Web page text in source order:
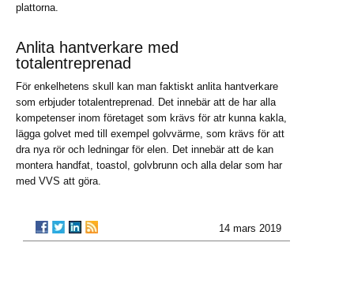
plattorna.
Anlita hantverkare med
totalentreprenad
För enkelhetens skull kan man faktiskt anlita hantverkare
som erbjuder totalentreprenad. Det innebär att de har alla
kompetenser inom företaget som krävs för atr kunna kakla,
lägga golvet med till exempel golvvärme, som krävs för att
dra nya rör och ledningar för elen. Det innebär att de kan
montera handfat, toastol, golvbrunn och alla delar som har
med VVS att göra.
14 mars 2019